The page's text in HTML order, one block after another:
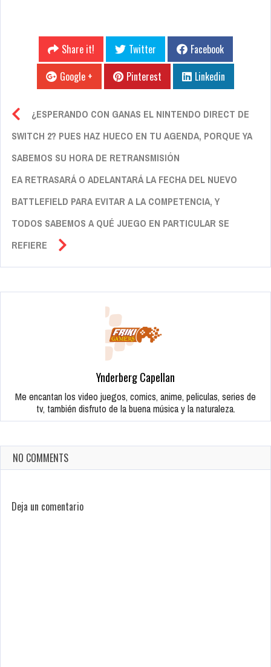
Share it! Twitter
Facebook
Google +
Pinterest Linkedin
¿ESPERANDO CON GANAS EL NINTENDO DIRECT DE
SWITCH 2? PUES HAZ HUECO EN TU AGENDA, PORQUE YA
SABEMOS SU HORA DE RETRANSMISIÓN
EA RETRASARÁ O ADELANTARÁ LA FECHA DEL NUEVO
BATTLEFIELD PARA EVITAR A LA COMPETENCIA, Y
TODOS SABEMOS A QUÉ JUEGO EN PARTICULAR SE
REFIERE
Ynderberg Capellan
Me encantan los video juegos, comics, anime, peliculas, series de
tv, también disfruto de la buena música y la naturaleza.
NO COMMENTS
Deja un comentario